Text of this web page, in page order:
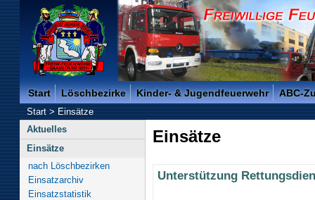
Freiwillige Feuerwehr der Kreisstadt Saarlouis -
Start Löschbezirke Kinder- & Jugendfeuerwehr ABC-
Start>Einsätze
Aktuelles
Einsätze
nach Löschbezirken
Einsatzarchiv
Einsatzstatistik
Einsätze
Unterstützung